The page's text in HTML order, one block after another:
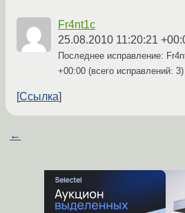
Fr4nt1c
25.08.2010 11:20:21
Последнее исправление:
+00:00 (всего исправлений: 3)
Ссылка
←